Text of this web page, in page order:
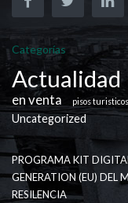
Categorías
Actualidad
en venta
pisos turisticos
Uncategorized
PROGRAMA KIT
GENERATION (EU) DEL
RESILENCIA